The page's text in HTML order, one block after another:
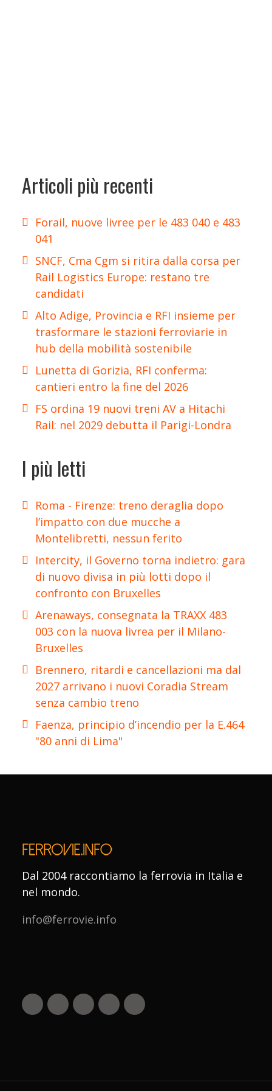
Articoli più recenti
Forail, nuove livree per le 483 040 e 483
041
SNCF, Cma Cgm si ritira dalla corsa per
Rail Logistics Europe: restano tre
candidati
Alto Adige, Provincia e RFI insieme per
trasformare le stazioni ferroviarie in
hub della mobilità sostenibile
Lunetta di Gorizia, RFI conferma:
cantieri entro la fine del 2026
FS ordina 19 nuovi treni AV a Hitachi
Rail: nel 2029 debutta il Parigi-Londra
I più letti
Roma - Firenze: treno deraglia dopo
l’impatto con due mucche a
Montelibretti, nessun ferito
Intercity, il Governo torna indietro: gara
di nuovo divisa in più lotti dopo il
confronto con Bruxelles
Arenaways, consegnata la TRAXX 483
003 con la nuova livrea per il Milano-
Bruxelles
Brennero, ritardi e cancellazioni ma dal
2027 arrivano i nuovi Coradia Stream
senza cambio treno
Faenza, principio d’incendio per la E.464
"80 anni di Lima"
Dal 2004 raccontiamo la ferrovia in Italia e
nel mondo.
info@ferrovie.info